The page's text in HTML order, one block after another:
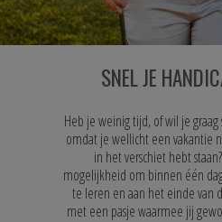
SNEL JE
Heb je weinig tijd, of wil je
omdat je wellicht een vakantie
in het verschiet hebt
mogelijkheid om binnen één
te leren en aan het einde van
met een pasje waarmee jij